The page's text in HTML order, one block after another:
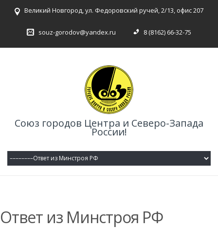
Великий Новгород, ул. Федоровский ручей, 2/13, офис 207
souz-gorodov@yandex.ru 8 (8162) 66-32-75
Союз городов Центра и Северо-Запада
России!
Ответ из Минстроя РФ